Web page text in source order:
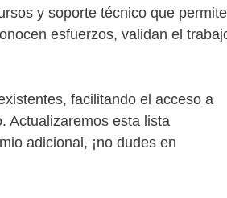
y soporte técnico que
esfuerzos, validan el
facilitando el acceso a
Actualizaremos esta lista
adicional, ¡no dudes en